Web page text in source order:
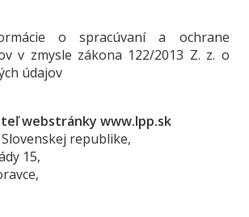
o spracúvaní a ochrane
v zmysle zákona 122/2013 Z. z. o
údajov
webstránky www.lpp.sk
republike,
15,